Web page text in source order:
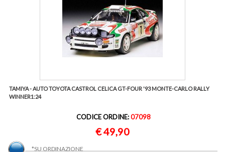
TAMIYA - AUTO TOYOTA CASTROL CELICA GT-FOUR '93 MONTE-CARLO RALLY
WINNER1:24
CODICE ORDINE:07098
€ 49,90
*SU ORDINAZIONE